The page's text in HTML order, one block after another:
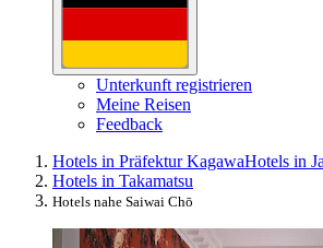
Unterkunft registrieren
Meine Reisen
Feedback
Hotels in Präfektur KagawaHotels in
Hotels in Takamatsu
Hotels nahe Saiwai Chō